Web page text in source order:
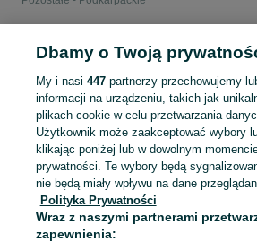
POLSKA » PODKARPACKIE
KATEGORIA
Mapa kategorii
Mapa miejscowości
Mapa ministron
Dbamy o Twoją
My i nasi 447partnerzy przechowujemy
informacji na urządzeniu, takich jak
plikach cookie w celu przetwarzania
Użytkownik może zaakceptować wybory
klikając poniżej lub w dowolnym
prywatności. Te wybory będą
nie będą miały wpływu na dane
Polityka Prywatności
Wraz z naszymi partnerami
zapewnienia: